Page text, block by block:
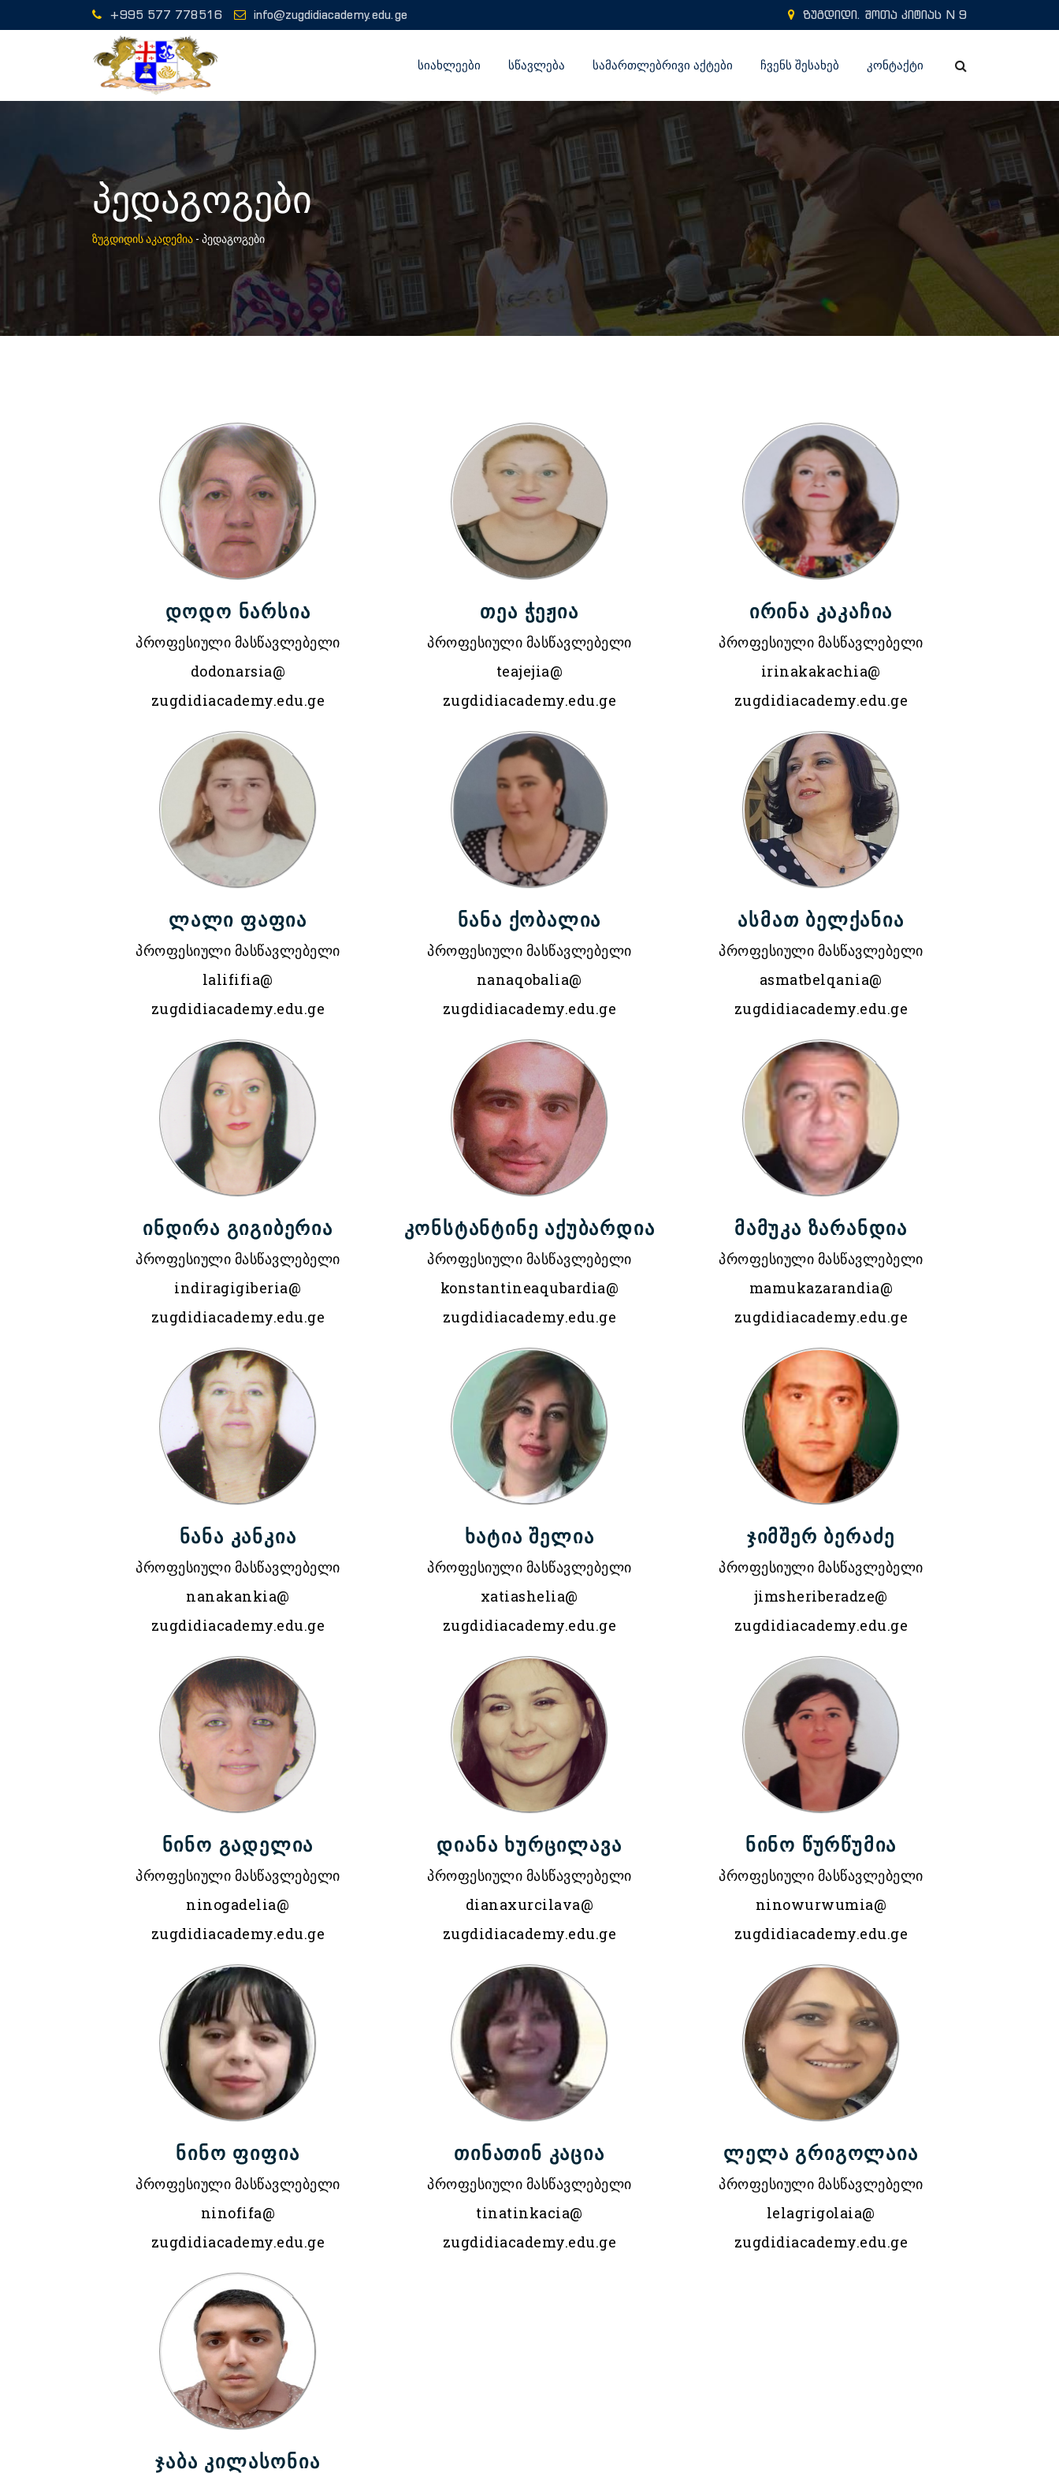
+995 577 778516 info@zugdidiacademy.edu.ge ზუგდიდი. შოთა კიტიას N 9
ᲡᲘᲐᲮᲚᲔᲔᲑᲘ ᲡᲬᲐᲕᲚᲔᲑᲐ ᲡᲐᲛᲐᲠᲗᲚᲔᲑᲠᲘᲕᲘ ᲐᲥᲢᲔᲑᲘ ᲩᲕᲔᲜᲡ ᲨᲔᲡᲐᲮᲔᲑ ᲙᲝᲜᲢᲐᲥᲢᲘ
პედაგოგები
ზუგდიდის აკადემია - პედაგოგები
დოდო ნარსია
პროფესიული მასწავლებელი
dodonarsia@
zugdidiacademy.edu.ge
თეა ჭეჟია
პროფესიული მასწავლებელი
teajejia@
zugdidiacademy.edu.ge
ირინა კაკაჩია
პროფესიული მასწავლებელი
irinakakachia@
zugdidiacademy.edu.ge
ლალი ფაფია
პროფესიული მასწავლებელი
lalififia@
zugdidiacademy.edu.ge
ნანა ქობალია
პროფესიული მასწავლებელი
nanaqobalia@
zugdidiacademy.edu.ge
ასმათ ბელქანია
პროფესიული მასწავლებელი
asmatbelqania@
zugdidiacademy.edu.ge
ინდირა გიგიბერია
პროფესიული მასწავლებელი
indiragigiberia@
zugdidiacademy.edu.ge
კონსტანტინე აქუბარდია
პროფესიული მასწავლებელი
konstantineaqubardia@
zugdidiacademy.edu.ge
მამუკა ზარანდია
პროფესიული მასწავლებელი
mamukazarandia@
zugdidiacademy.edu.ge
ნანა კანკია
პროფესიული მასწავლებელი
nanakankia@
zugdidiacademy.edu.ge
ხატია შელია
პროფესიული მასწავლებელი
xatiashelia@
zugdidiacademy.edu.ge
ჯიმშერ ბერაძე
პროფესიული მასწავლებელი
jimsheriberadze@
zugdidiacademy.edu.ge
ნინო გადელია
პროფესიული მასწავლებელი
ninogadelia@
zugdidiacademy.edu.ge
დიანა ხურცილავა
პროფესიული მასწავლებელი
dianaxurcilava@
zugdidiacademy.edu.ge
ნინო წურწუმია
პროფესიული მასწავლებელი
ninowurwumia@
zugdidiacademy.edu.ge
ნინო ფიფია
პროფესიული მასწავლებელი
ninofifa@
zugdidiacademy.edu.ge
თინათინ კაცია
პროფესიული მასწავლებელი
tinatinkacia@
zugdidiacademy.edu.ge
ლელა გრიგოლაია
პროფესიული მასწავლებელი
lelagrigolaia@
zugdidiacademy.edu.ge
ჯაბა კილასონია